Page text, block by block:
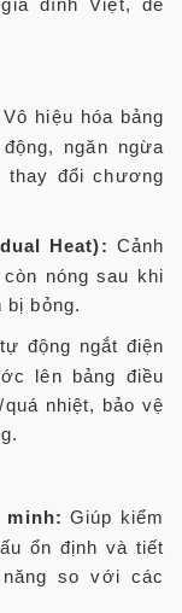
đình Việt, dễ
Vô hiệu hóa bảng
ngăn ngừa
thay đổi chương
Heat): Cảnh
nóng sau khi
bị bỏng.
động ngắt điện
lên bảng điều
nhiệt, bảo vệ
minh: Giúp kiểm
ổn định và tiết
so với các